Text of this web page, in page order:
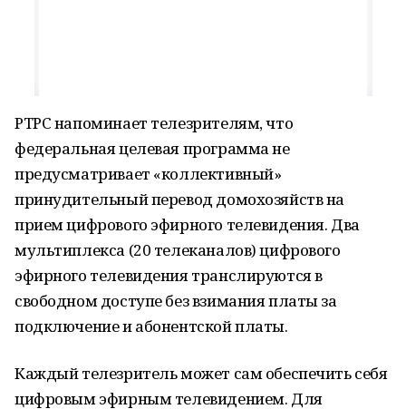
РТРС напоминает телезрителям, что
федеральная целевая программа не
предусматривает «коллективный»
принудительный перевод домохозяйств на
прием цифрового эфирного телевидения. Два
мультиплекса (20 телеканалов) цифрового
эфирного телевидения транслируются в
свободном доступе без взимания платы за
подключение и абонентской платы.
Каждый телезритель может сам обеспечить себя
цифровым эфирным телевидением. Для